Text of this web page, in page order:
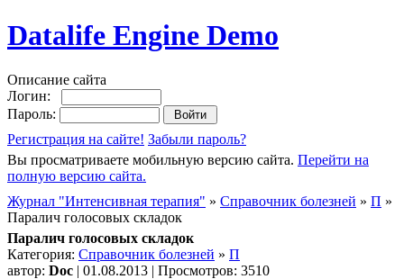
Datalife Engine Demo
Описание сайта
Логин:
Пароль:
Регистрация на сайте! Забыли пароль?
Вы просматриваете мобильную версию сайта. Перейти на
полную версию сайта.
Журнал "Интенсивная терапия" » Справочник болезней » П »
Паралич голосовых складок
Паралич голосовых складок
Категория: Справочник болезней » П
автор: Doc | 01.08.2013 | Просмотров: 3510